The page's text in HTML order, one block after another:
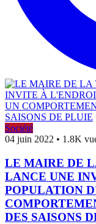
Société
04 juin 2022 • 1.8K
LE MAIRE DE
LANCE UNE
POPULATION
DES SAISONS